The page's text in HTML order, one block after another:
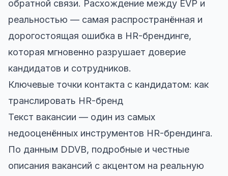
обратной связи. Расхождение между EVP и
реальностью — самая распространённая и
дорогостоящая ошибка в HR-брендинге,
которая мгновенно разрушает доверие
кандидатов и сотрудников.
Ключевые точки контакта с кандидатом: как
транслировать HR-бренд
Текст вакансии — один из самых
недооценённых инструментов HR-брендинга.
По данным DDVB, подробные и честные
описания вакансий с акцентом на реальную